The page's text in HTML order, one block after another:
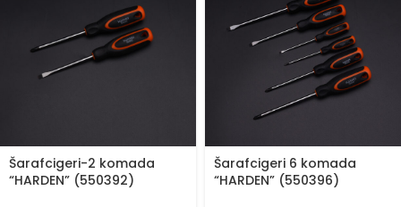
Šarafcigeri-2 komada
“HARDEN” (550392)
Šarafcigeri 6 komada
“HARDEN” (550396)